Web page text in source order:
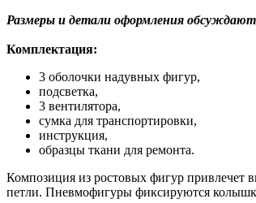
Размеры и детали оформления
Комплектация:
3 оболочки надувных фигур,
подсветка,
3 вентилятора,
сумка для транспортировки,
инструкция,
образцы ткани для ремонта.
Композиция из ростовых фигур привлечет
петли. Пневмофигуры фиксируются